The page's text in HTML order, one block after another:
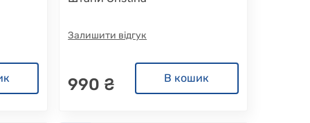
Залишити відгук
990 ₴ В кошик